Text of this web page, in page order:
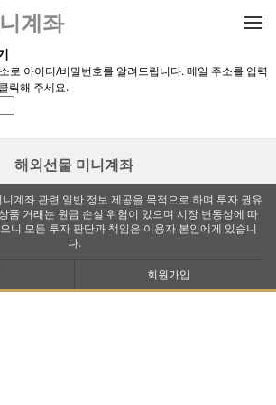
메뉴 건너뛰기
계좌
로 아이디/비밀번호를 알려드립니다. 메일 주소를 입력
릭해 주세요.
해외선물 미니계좌
계좌 관련 일반 정보 제공을 목적으로 하며 투자 권유
품 거래는 원금 손실 위험이 있으며 시장 변동성에 따
니 모든 투자 판단과 책임은 이용자 본인에게 있습니
다.
회원가입